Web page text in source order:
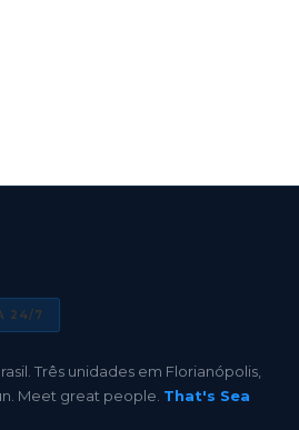
24/7
Três unidades em Florianópolis,
Meet great people. That's Sea